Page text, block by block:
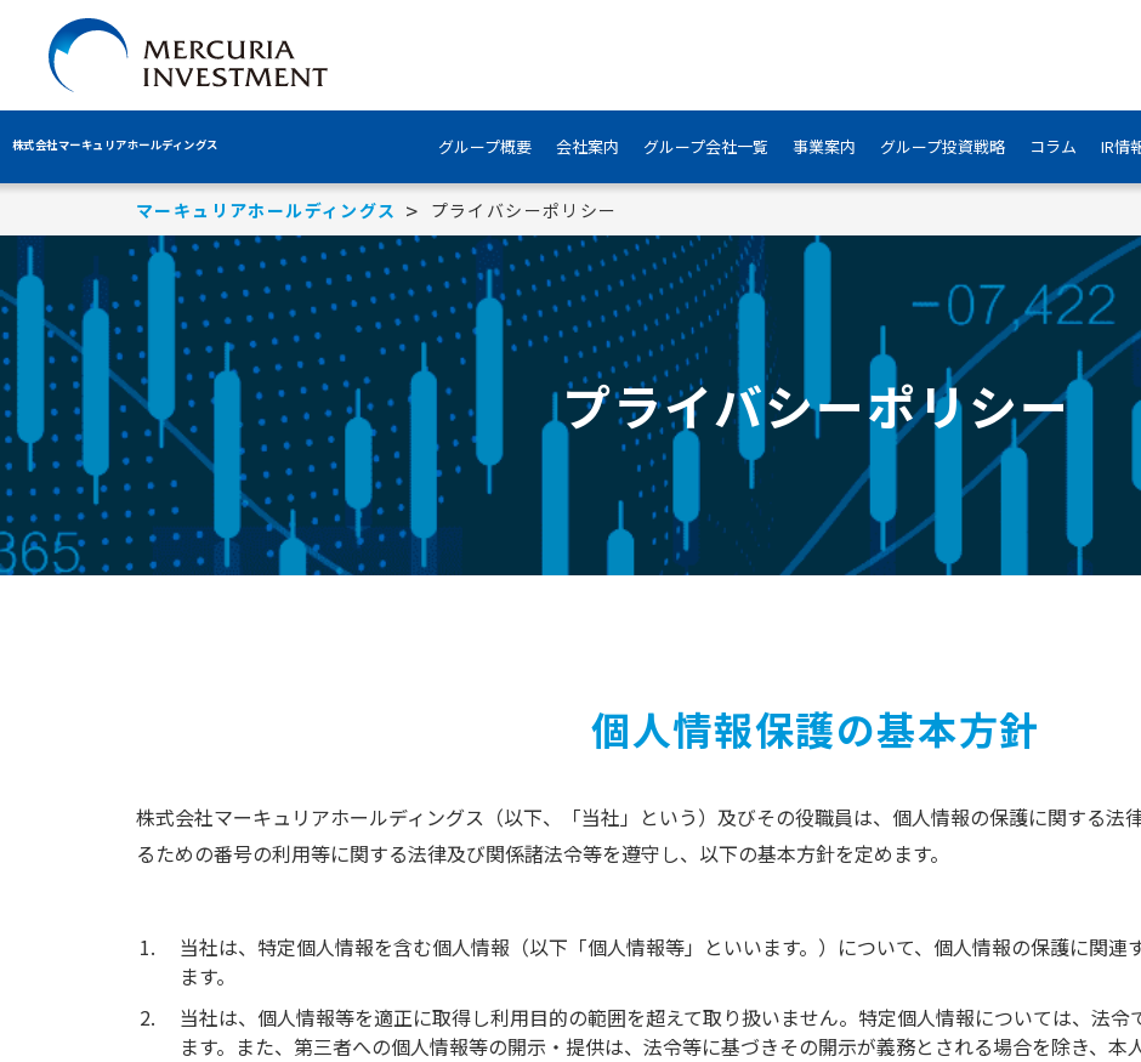
株式会社マーキュリアホールディングス グループ概要 会社案内 グループ会社一覧 事業案内 グループ投資戦略 コラム IR情
マーキュリアホールディングス プライバシーポリシー
プライバシーポリシー
個人情報保護の基本方針
株式会社マーキュリアホールディングス（以下、「当社」という）及びその役職員は、個人情報の保護に関する法
るための番号の利用等に関する法律及び関係諸法令等を遵守し、以下の基本方針を定めます。
当社は、特定個人情報を含む個人情報（以下「個人情報等」といいます。）について、個人情報の保護に関連
ます。
当社は、個人情報等を適正に取得し利用目的の範囲を超えて取り扱いません。特定個人情報については、法
ます。また、第三者への個人情報等の開示・提供は、法令等に基づきその開示が義務とされる場合を除き、本